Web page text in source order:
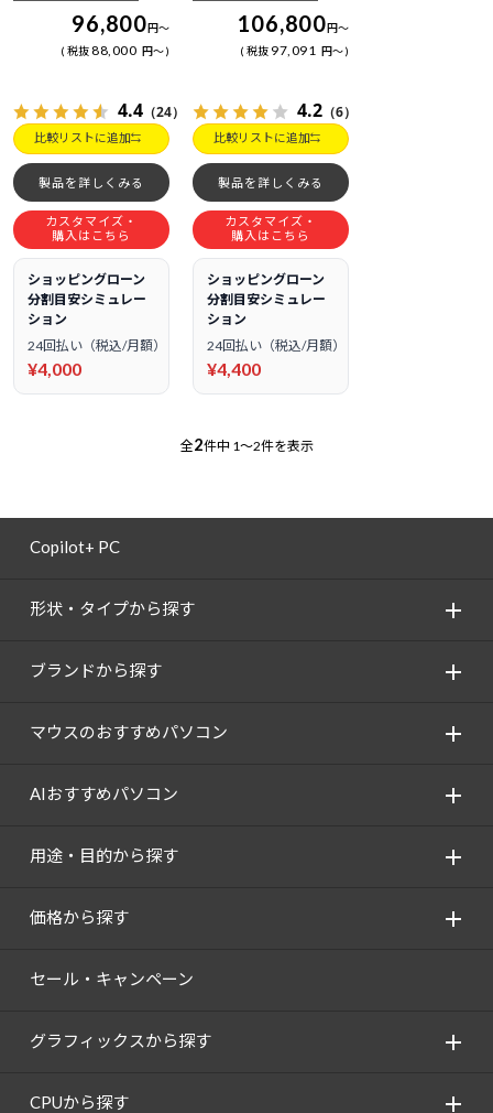
96,800円～
税抜88,000 円～
4.4 （24）
比較リストに追加
製品を詳しくみる
カスタマイズ・
購入はこちら
ショッピングローン
分割目安シミュレー
ション
24回払い（税込/月額）
¥4,000
106,800円～
税抜 97,091 円～
4.2 （6）
比較リストに追加
製品を詳しくみる
カスタマイズ・
購入はこちら
ショッピングローン
分割目安シミュレー
ション
24回払い（税込/月額）
¥4,400
全2件中 1～2件を表示
Copilot+ PC
形状・タイプから探す
ブランドから探す
マウスのおすすめパソコン
AIおすすめパソコン
用途・目的から探す
価格から探す
セール・キャンペーン
グラフィックスから探す
CPUから探す